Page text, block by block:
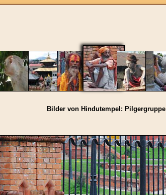
Bilder von Hindutempel: Pilgergruppe